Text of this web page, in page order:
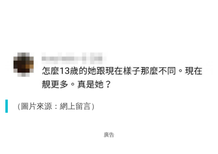
（圖片來源：網上留言）
廣告